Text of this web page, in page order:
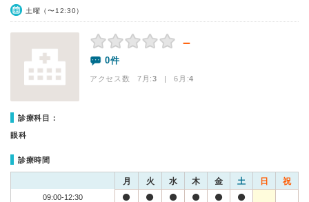
土曜（〜12:30）
－
0件
アクセス数 7月:3 | 6月:4
診療科目：
眼科
診療時間
月 火 水 木 金 土 日 祝
09:00-12:30